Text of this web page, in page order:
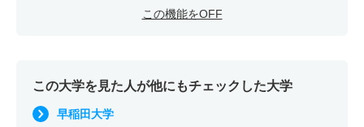
この機能をOFF
この大学を見た人が他にもチェックした大学
早稲田大学